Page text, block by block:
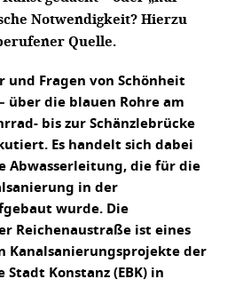
Notwendigkeit? Hierzu
Quelle.
und Fragen von Schönheit
über die blauen Rohre am
bis zur Schänzlebrücke
Es handelt sich dabei
Abwasserleitung, die für die
in der
wurde. Die
Reichenaustraße ist eines
Kanalsanierungsprojekte der
Konstanz (EBK) in